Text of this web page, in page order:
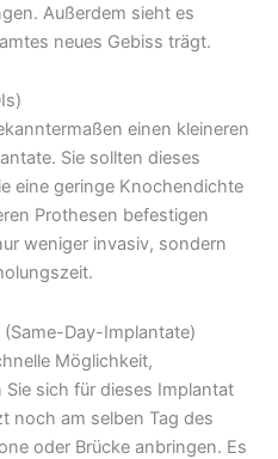
Außerdem sieht es
neues Gebiss trägt.
einen kleineren
Sie sollten dieses
eine geringe Knochendichte
Prothesen befestigen
weniger invasiv, sondern
Day-Implantate)
Möglichkeit,
sich für dieses Implantat
noch am selben Tag des
oder Brücke anbringen. Es